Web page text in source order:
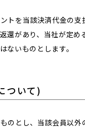
トを当該決済代金の
還があり、当社が定
ないものとします。
ついて)
のとし、当該会員以外